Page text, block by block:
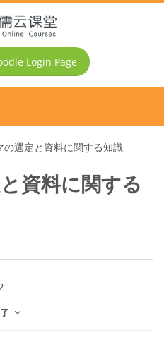
Login Page
の選定と資料に関する知識
資料に関する
ライン